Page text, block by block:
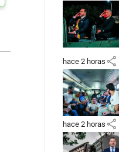
hace 2 horas share
hace 2 horas share